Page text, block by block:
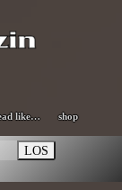
like… shop
LOS